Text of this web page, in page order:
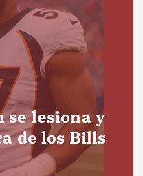
se lesiona y
de los Bills